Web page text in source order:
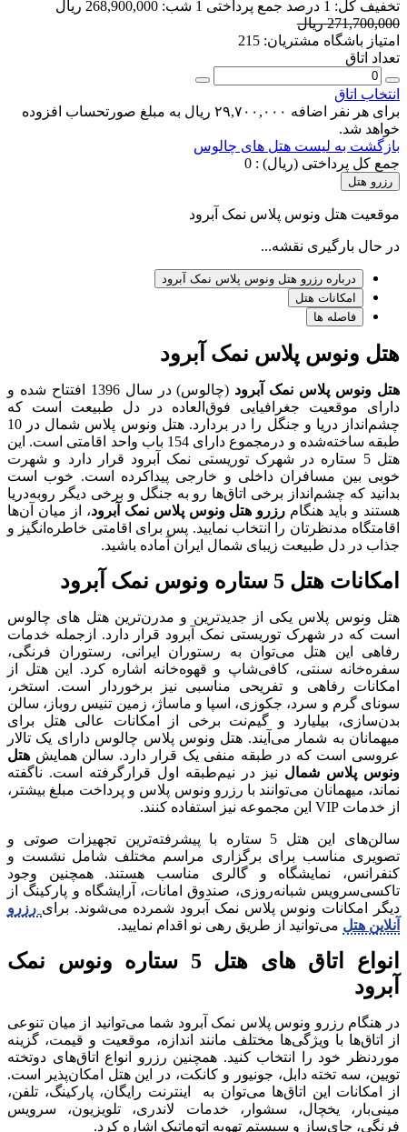
تخفیف کل: 1 درصد جمع پرداختی 1 شب:
268,900,000 ریال
271,700,000 ریال
امتیاز باشگاه مشتریان: 215
تعداد اتاق
انتخاب اتاق
برای هر نفر اضافه ۲۹,۷۰۰,۰۰۰ ریال به مبلغ صورتحساب افزوده
خواهد شد.
بازگشت به لیست هتل های چالوس
جمع کل پرداختی (ریال) : 0
رزرو هتل
موقعیت هتل ونوس پلاس نمک آبرود
در حال بارگیری نقشه...
درباره رزرو هتل ونوس پلاس نمک آبرود
امکانات هتل
فاصله ها
هتل ونوس پلاس نمک آبرود
هتل ونوس پلاس نمک آبرود
(چالوس) در سال 1396 افتتاح شده و
دارای موقعیت جغرافیایی فوق‌العاده در دل طبیعت است که
چشم‌انداز دریا و جنگل را در بردارد. هتل ونوس پلاس شمال در 10
طبقه ساخته‌شده و درمجموع دارای 154 باب واحد اقامتی است. این
هتل 5 ستاره در شهرک توریستی نمک آبرود قرار دارد و شهرت
خوبی بین مسافران داخلی و خارجی پیداکرده است. خوب است
بدانید که چشم‌انداز برخی اتاق‌ها رو به جنگل و برخی دیگر روبه‌دریا
هستند و باید هنگام رزرو هتل ونوس پلاس نمک آبرود، از میان آن‌ها
اقامتگاه مدنظرتان را انتخاب نمایید. پس برای اقامتی خاطره‌انگیز و
جذاب در دل طبیعت زیبای شمال ایران آماده باشید.
امکانات هتل 5 ستاره ونوس نمک آبرود
هتل ونوس پلاس یکی از جدیدترین و مدرن‌ترین هتل‌ های چالوس
است که در شهرک توریستی نمک آبرود قرار دارد. ازجمله خدمات
رفاهی این هتل می‌توان به رستوران ایرانی، رستوران فرنگی،
سفره‌خانه سنتی، کافی‌شاپ و قهوه‌خانه اشاره کرد. این هتل از
امکانات رفاهی و تفریحی مناسبی نیز برخوردار است. استخر،
سونای گرم و سرد، جکوزی، اسپا و ماساژ، زمین تنیس روباز، سالن
بدن‌سازی، بیلیارد و گیم‌نت برخی از امکانات عالی هتل برای
میهمانان به شمار می‌آیند. هتل ونوس پلاس چالوس دارای یک تالار
عروسی است که در طبقه منفی یک قرار دارد. سالن همایش هتل
ونوس پلاس شمال نیز در نیم‌طبقه اول قرارگرفته است. ناگفته
نماند، میهمانان می‌توانند با رزرو ونوس پلاس و پرداخت مبلغ بیشتر،
از خدمات VIP این مجموعه نیز استفاده کنند.
سالن‌های این هتل 5 ستاره با پیشرفته‌ترین تجهیزات صوتی و
تصویری مناسب برای برگزاری مراسم مختلف شامل نشست و
کنفرانس، نمایشگاه و گالری مناسب هستند. همچنین وجود
تاکسی‌سرویس شبانه‌روزی، صندوق امانات، آرایشگاه و پارکینگ از
دیگر امکانات ونوس پلاس نمک آبرود شمرده می‌شوند. برای رزرو
آنلاین هتل می‌توانید از طریق رهی نو اقدام نمایید.
انواع اتاق‌ های هتل 5 ستاره ونوس نمک
آبرود
در هنگام رزرو ونوس پلاس نمک آبرود شما می‌توانید از میان تنوعی
از اتاق‌ها با ویژگی‌ها مختلف مانند اندازه، موقعیت و قیمت‌، گزینه
موردنظر خود را انتخاب کنید. همچنین رزرو انواع اتاق‎‌های دوتخته
تویین، سه تخته دابل، جونیور و کانکت، در این هتل امکان‌پذیر است.
از امکانات این اتاق‌ها می‌توان به اینترنت رایگان، پارکینگ، تلفن،
مینی‌بار، یخچال، سشوار، خدمات لاندری، تلویزیون، سرویس
فرنگی، چای‌ساز و سیستم تهویه اتوماتیک اشاره کرد.